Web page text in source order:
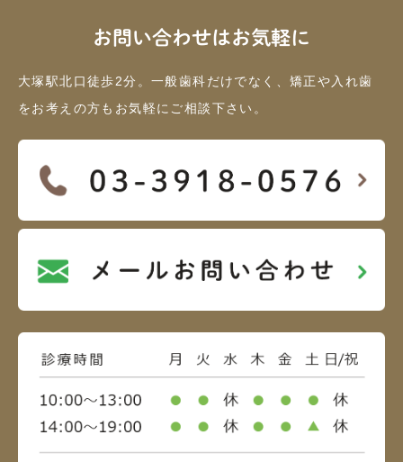
お問い合わせはお気軽に
大塚駅北口徒歩2分。一般歯科だけでなく、矯正や入れ歯
をお考えの方もお気軽にご相談下さい。